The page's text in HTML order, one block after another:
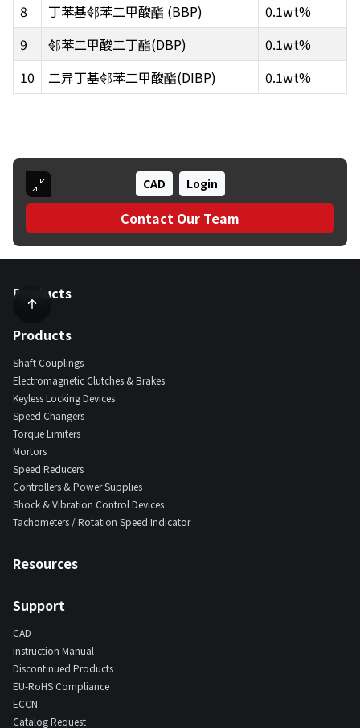
8 丁苯基邻苯二甲酸酯 (BBP)
0.1wt%
9
邻苯二甲酸二丁酯(DBP)
0.1wt%
10
二异丁基邻苯二甲酸酯(DIBP) 0.1wt%
CAD Login
Contact Our Team
Products
Products
Shaft Couplings
Electromagnetic Clutches & Brakes
Keyless Locking Devices
Speed Changers
Torque Limiters
Mortors
Speed Reducers
Controllers & Power Supplies
Shock & Vibration Control Devices
Tachometers / Rotation Speed Indicator
Resources
Support
CAD
Instruction Manual
Discontinued Products
EU-RoHS Compliance
ECCN
Catalog Request